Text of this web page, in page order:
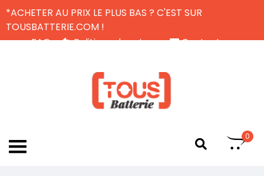
*ACHETER AU PRIX LE PLUS BAS ? C'EST SUR
TOUSBATTERIE.COM !
FAQ
Politique de retour
Contactez-nous
0